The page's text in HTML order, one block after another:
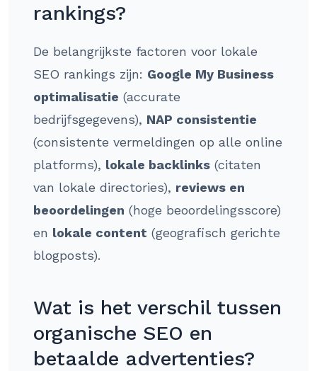
rankings?
De belangrijkste factoren voor lokale
SEO rankings zijn: Google My Business
optimalisatie (accurate
bedrijfsgegevens), NAP consistentie
(consistente vermeldingen op alle online
platforms), lokale backlinks (citaten
van lokale directories), reviews en
beoordelingen (hoge beoordelingsscore)
en lokale content (geografisch gerichte
blogposts).
Wat is het verschil tussen
organische SEO en
betaalde advertenties?